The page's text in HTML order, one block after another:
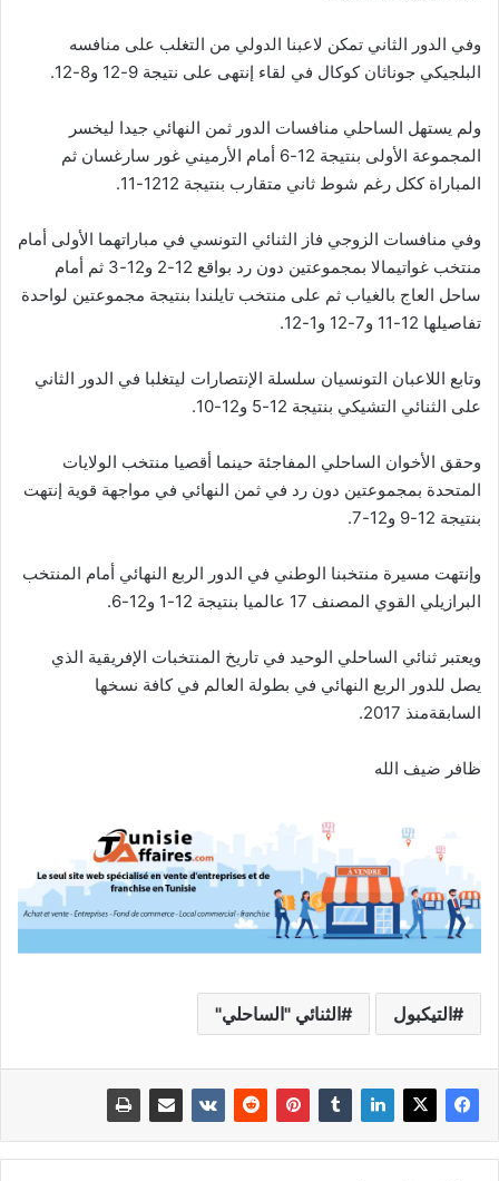
وفي الدور الثاني تمكن لاعبنا الدولي من التغلب على منافسه
البلجيكي جوناثان كوكال في لقاء إنتهى على نتيجة 9-12 و8-12.
ولم يستهل الساحلي منافسات الدور ثمن النهائي جيدا ليخسر
المجموعة الأولى بنتيجة 12-6 أمام الأرميني غور سارغسان ثم
المباراة ككل رغم شوط ثاني متقارب بنتيجة 1212-11.
وفي منافسات الزوجي فاز الثنائي التونسي في مباراتهما الأولى أمام
منتخب غواتيمالا بمجموعتين دون رد بواقع 12-2 و12-3 ثم أمام
ساحل العاج بالغياب ثم على منتخب تايلندا بنتيجة مجموعتين لواحدة
تفاصيلها 12-11 و7-12 و1-12.
وتابع اللاعبان التونسيان سلسلة الإنتصارات ليتغلبا في الدور الثاني
على الثنائي التشيكي بنتيجة 12-5 و12-10.
وحقق الأخوان الساحلي المفاجئة حينما أقصيا منتخب الولايات
المتحدة بمجموعتين دون رد في ثمن النهائي في مواجهة قوية إنتهت
بنتيجة 12-9 و12-7.
وإنتهت مسيرة منتخبنا الوطني في الدور الربع النهائي أمام المنتخب
البرازيلي القوي المصنف 17 عالميا بنتيجة 12-1 و12-6.
ويعتبر ثنائي الساحلي الوحيد في تاريخ المنتخبات الإفريقية الذي
يصل للدور الربع النهائي في بطولة العالم في كافة نسخها
السابقةمنذ 2017.
ظافر ضيف الله
التيكبول الثنائي "الساحلي"